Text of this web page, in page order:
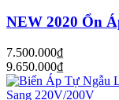
NEW 2020 Ổn
7.500.000₫
9.650.000₫